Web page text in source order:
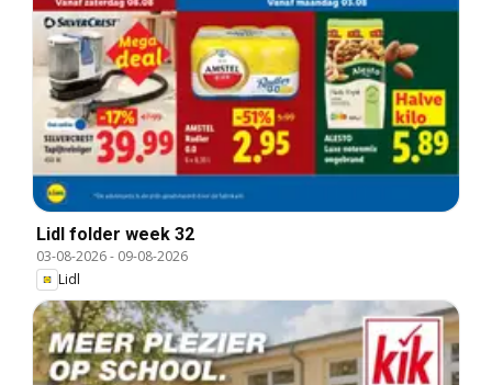
Lidl folder week 32
03-08-2026- 09-08-2026
Lidl